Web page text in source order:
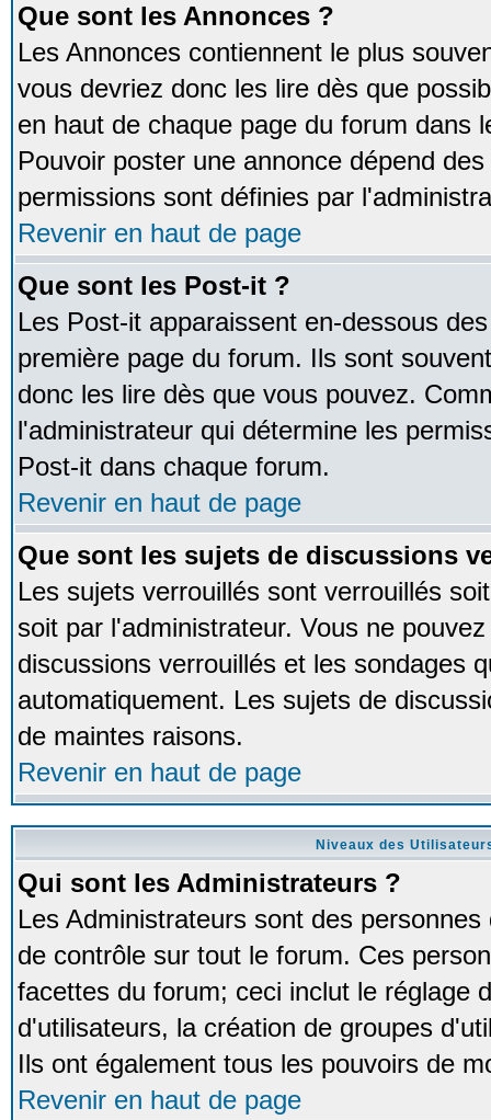
Que sont les Annonces ?
Les Annonces contiennent le plus
vous devriez donc les lire dès que
en haut de chaque page du forum dans
Pouvoir poster une annonce dépend
permissions sont définies par
Revenir en haut de page
Que sont les Post-it ?
Les Post-it apparaissent en-dessous
première page du forum. Ils sont
donc les lire dès que vous pouvez.
l'administrateur qui détermine les
Post-it dans chaque forum.
Revenir en haut de page
Que sont les sujets de discussions
Les sujets verrouillés sont verrouillés
soit par l'administrateur. Vous ne
discussions verrouillés et les sondages
automatiquement. Les sujets de
de maintes raisons.
Revenir en haut de page
Niveaux des
Qui sont les Administrateurs ?
Les Administrateurs sont des
de contrôle sur tout le forum. Ces
facettes du forum; ceci inclut le réglage
d'utilisateurs, la création de groupes
Ils ont également tous les pouvoirs de
Revenir en haut de page